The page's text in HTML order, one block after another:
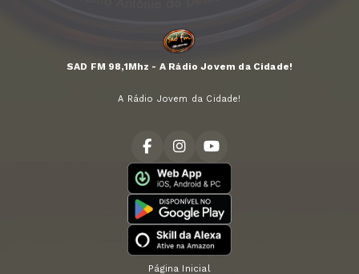
SAD FM 98,1Mhz - A Rádio Jovem da Cidade!
A Rádio Jovem da Cidade!
Página Inicial